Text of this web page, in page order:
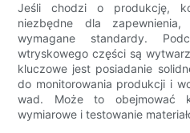
Jeśli chodzi o produkcję,
niezbędne dla
wymagane standardy.
wtryskowego części są
kluczowe jest posiadanie
do monitorowania produkcji i
wad. Może to obejmować
wymiarowe i testowanie